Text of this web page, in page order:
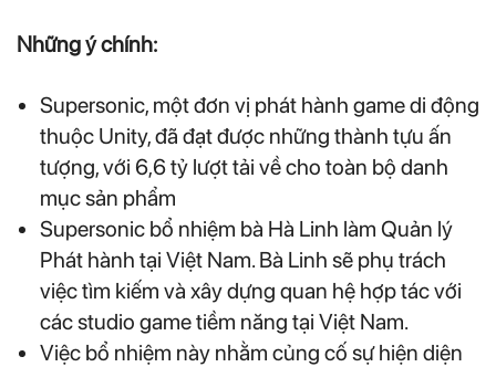
Những ý chính:
Supersonic, một đơn vị phát hành game di động
thuộc Unity, đã đạt được những thành tựu ấn
tượng, với 6,6 tỷ lượt tải về cho toàn bộ danh
mục sản phẩm
Supersonic bổ nhiệm bà Hà Linh làm Quản lý
Phát hành tại Việt Nam. Bà Linh sẽ phụ trách
việc tìm kiếm và xây dựng quan hệ hợp tác với
các studio game tiềm năng tại Việt Nam.
Việc bổ nhiệm này nhằm củng cố sự hiện diện